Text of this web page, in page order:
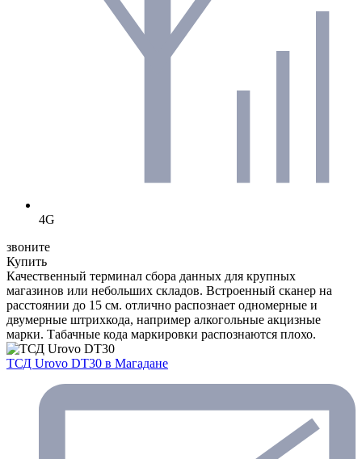
4G
звоните
Купить
Качественный терминал сбора данных для крупных
магазинов или небольших складов. Встроенный сканер на
расстоянии до 15 см. отлично распознает одномерные и
двумерные штрихкода, например алкогольные акцизные
марки. Табачные кода маркировки распознаются плохо.
ТСД Urovo DT30 в Магадане